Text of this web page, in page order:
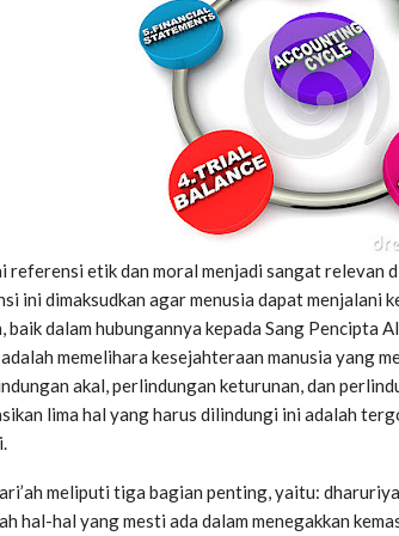
referensi etik dan moral menjadi sangat relevan
ini dimaksudkan agar menusia dapat menjalani
baik dalam hubungannya kepada Sang Pencipta
memelihara kesejahteraan manusia yang
akal, perlindungan keturunan, dan
lima hal yang harus dilindungi ini adalah
meliputi tiga bagian penting, yaitu:
hal-hal yang mesti ada dalam menegakkan